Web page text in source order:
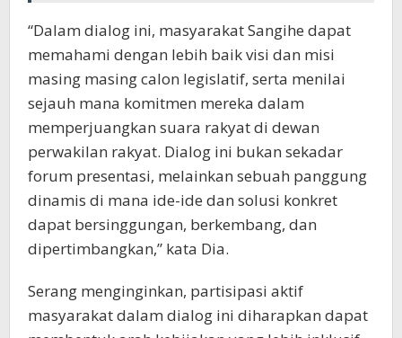
“Dalam dialog ini, masyarakat Sangihe dapat
memahami dengan lebih baik visi dan misi
masing masing calon legislatif, serta menilai
sejauh mana komitmen mereka dalam
memperjuangkan suara rakyat di dewan
perwakilan rakyat. Dialog ini bukan sekadar
forum presentasi, melainkan sebuah panggung
dinamis di mana ide-ide dan solusi konkret
dapat bersinggungan, berkembang, dan
dipertimbangkan,” kata Dia.
Serang menginginkan, partisipasi aktif
masyarakat dalam dialog ini diharapkan dapat